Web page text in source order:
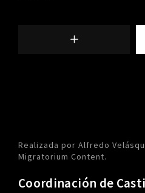
Realizada por Alfredo
Migratorium Content.
Coordinación de